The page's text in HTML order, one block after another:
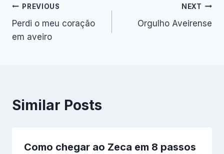
Navegação
de
PREVIOUS
Perdi o meu coração
em aveiro
NEXT
Orgulho Aveirense
Similar Posts
Como chegar ao Zeca em 8 passos